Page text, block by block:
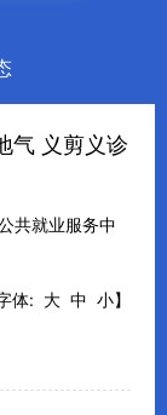
气 义剪义诊
共就业服务中
体: 大 中 小】